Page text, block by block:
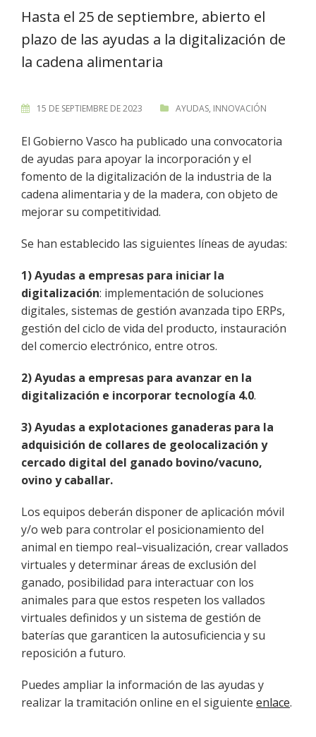
Hasta el 25 de septiembre, abierto el
plazo de las ayudas a la digitalización de
la cadena alimentaria
15 DE SEPTIEMBRE DE 2023 AYUDAS, INNOVACIÓN
El Gobierno Vasco ha publicado una convocatoria
de ayudas para apoyar la incorporación y el
fomento de la digitalización de la industria de la
cadena alimentaria y de la madera, con objeto de
mejorar su competitividad.
Se han establecido las siguientes líneas de ayudas:
1) Ayudas a empresas para iniciar la
digitalización: implementación de soluciones
digitales, sistemas de gestión avanzada tipo ERPs,
gestión del ciclo de vida del producto, instauración
del comercio electrónico, entre otros.
2) Ayudas a empresas para avanzar en la
digitalización e incorporar tecnología 4.0.
3) Ayudas a explotaciones ganaderas para la
adquisición de collares de geolocalización y
cercado digital del ganado bovino/vacuno,
ovino y caballar.
Los equipos deberán disponer de aplicación móvil
y/o web para controlar el posicionamiento del
animal en tiempo real–visualización, crear vallados
virtuales y determinar áreas de exclusión del
ganado, posibilidad para interactuar con los
animales para que estos respeten los vallados
virtuales definidos y un sistema de gestión de
baterías que garanticen la autosuficiencia y su
reposición a futuro.
Puedes ampliar la información de las ayudas y
realizar la tramitación online en el siguiente enlace.